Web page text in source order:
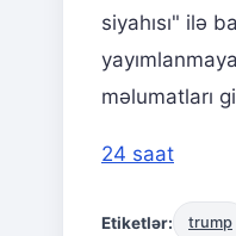
siyahısı" ilə
məlumatları
24 saat
Etiketlər: trump